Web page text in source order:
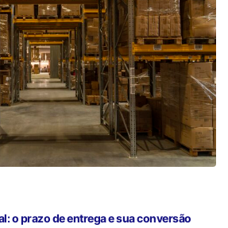
o prazo de entrega e sua conversão